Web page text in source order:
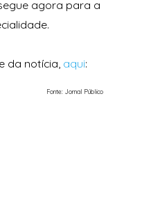
agora para a
da notícia, aqui:
Fonte: Jornal Público